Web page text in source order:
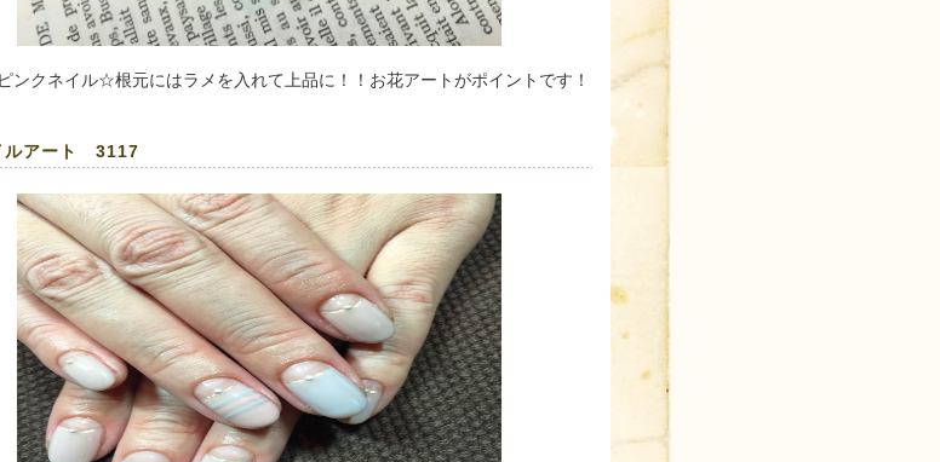
ンクネイル☆根元にはラメを入れて上品に！！お花アートがポイントです！
ルアート 3117